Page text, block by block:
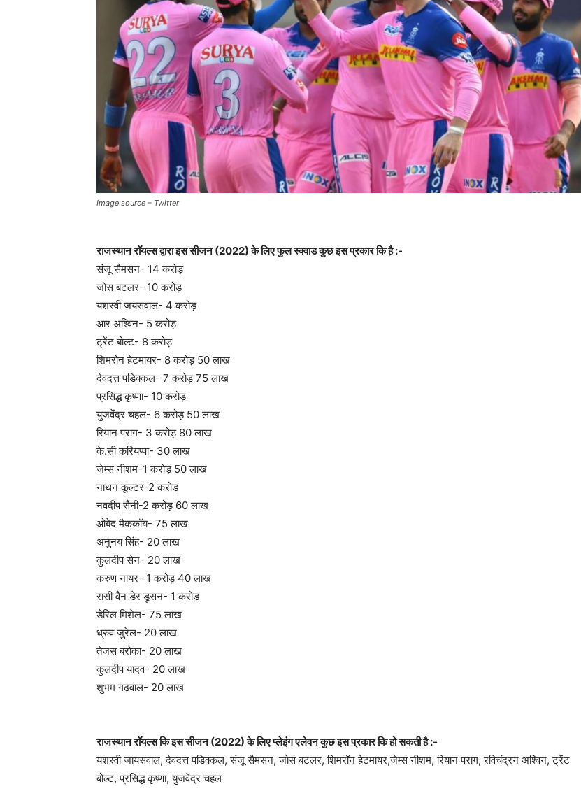
Image source – Twitter
राजस्थान राॅयल्स द्वारा इस सीजन (2022) के लिए फुल स्क्वाड कुछ इस प्रकार कि है़ :-
संजू सैमसन- 14 करोड़
जोस बटलर- 10 करोड़
यशस्वी जयसवाल- 4 करोड़
आर अश्विन- 5 करोड़
ट्रेंट बोल्ट- 8 करोड़
शिमरोन हेटमायर- 8 करोड़ 50 लाख
देवदत्त पडिक्कल- 7 करोड़ 75 लाख
प्रसिद्ध कृष्णा- 10 करोड़
युजवेंद्र चहल- 6 करोड़ 50 लाख
रियान पराग- 3 करोड़ 80 लाख
के.सी करियप्पा- 30 लाख
जेम्स नीशम-1 करोड़ 50 लाख
नाथन कूल्टर-2 करोड़
नवदीप सैनी-2 करोड़ 60 लाख
ओबेद मैककॉय- 75 लाख
अनुनय सिंह- 20 लाख
कुलदीप सेन- 20 लाख
करुण नायर- 1 करोड़ 40 लाख
रासी वैन डेर डूसन- 1 करोड़
डेरिल मिशेल- 75 लाख
ध्रुव जुरेल- 20 लाख
तेजस बरोका- 20 लाख
कुलदीप यादव- 20 लाख
शुभम गढ़वाल- 20 लाख
राजस्थान राॅयल्स कि इस सीजन (2022) के लिए प्लेइंग एलेवन कुछ इस प्रकार कि हो सकती है :-
यशस्वी जायसवाल, देवदत्त पडिक्कल, संजू सैमसन, जोस बटलर, शिमरॉन हेटमायर,जेम्स नीशम, रियान पराग, रविचंद्रन अश्विन, ट्रेंट
बोल्ट, प्रसिद्ध कृष्णा, युजवेंद्र चहल